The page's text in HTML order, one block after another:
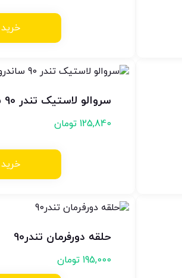
خرید
سروالو لاستیک تندر 90 ساندرو استیل
125,840 تومان
خرید
حلقه دورفرمان تندر90
195,000 تومان